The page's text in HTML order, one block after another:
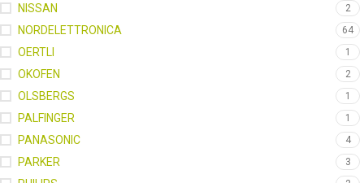
NISSAN 2
NORDELETTRONICA 64
OERTLI 1
OKOFEN 2
OLSBERGS 1
PALFINGER 1
PANASONIC 4
PARKER 3